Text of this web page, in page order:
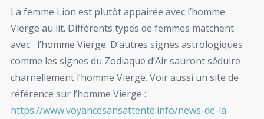
La femme Lion est plutôt appairée avec l’homme
Vierge au lit. Différents types de femmes matchent
avec l’homme Vierge. D’autres signes astrologiques
comme les signes du Zodiaque d’Air sauront séduire
charnellement l’homme Vierge. Voir aussi un site de
référence sur l’homme Vierge :
https://www.voyancesansattente.info/news-de-la-